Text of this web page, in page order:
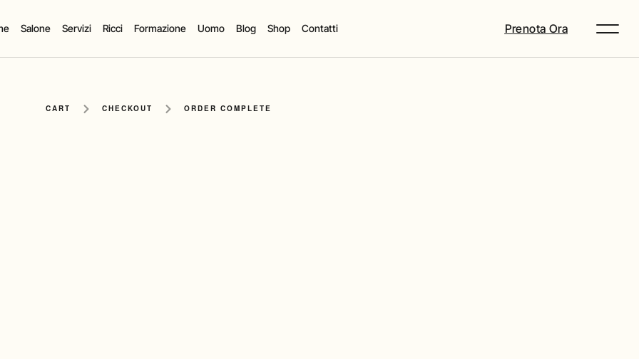
Salone Servizi Ricci Formazione Uomo Blog Shop Contatti Prenota Ora
CART CHECKOUT ORDER COMPLETE